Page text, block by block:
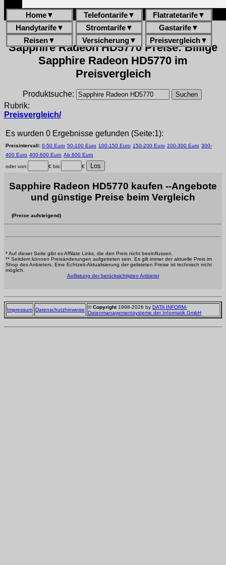
Home▼ Telefontarife▼ Flatratetarife▼
Handytarife▼ Stromtarife▼ Gastarife▼
Reisen▼ Versicherung▼ Preisvergleich▼
Sapphire Radeon HD5770 Preise: Billige
Sapphire Radeon HD5770 im
Preisvergleich
Produktsuche:
Rubrik:
Preisvergleich/
Es wurden 0 Ergebnisse gefunden (Seite:1):
Preisintervall: 0-50 Euro 50-100 Euro 100-150 Euro 150-200 Euro 200-300 Euro 300-
400 Euro 400-600 Euro Ab 600 Euro
oder von: € bis: €
Sapphire Radeon HD5770 kaufen --Angebote
und günstige Preise beim Vergleich
(Preise aufsteigend)
* Auf dieser Seite gibt es Affilate Links, die den Preis nicht beeinflussen.
** Seitdem können Preisänderungen aufgetreten sein. Es gilt immer der aktuelle Preis im
Shop des Anbieters. Eine Echtzeit-Aktualisierung der gelisteten Preise ist technisch nicht
möglich.
Auflistung der berücksichtigten Anbieter
Impressum Datenschutzhinweise ©Copyright1998-2026 by DATA INFORM-
Datenmanagementsysteme der Informatik GmbH